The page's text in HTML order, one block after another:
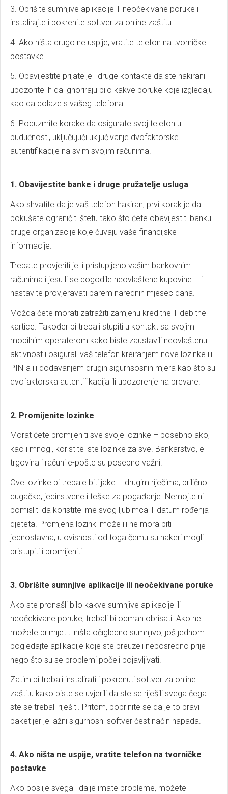
3. Obrišite sumnjive aplikacije ili neočekivane poruke i
instalirajte i pokrenite softver za online zaštitu.
4. Ako ništa drugo ne uspije, vratite telefon na tvorničke
postavke.
5. Obavijestite prijatelje i druge kontakte da ste hakirani i
upozorite ih da ignoriraju bilo kakve poruke koje izgledaju
kao da dolaze s vašeg telefona.
6. Poduzmite korake da osigurate svoj telefon u
budućnosti, uključujući uključivanje dvofaktorske
autentifikacije na svim svojim računima.
1. Obavijestite banke i druge pružatelje usluga
Ako shvatite da je vaš telefon hakiran, prvi korak je da
pokušate ograničiti štetu tako što ćete obavijestiti banku i
druge organizacije koje čuvaju vaše financijske
informacije.
Trebate provjeriti je li pristupljeno vašim bankovnim
računima i jesu li se dogodile neovlaštene kupovine – i
nastavite provjeravati barem narednih mjesec dana.
Možda ćete morati zatražiti zamjenu kreditne ili debitne
kartice. Također bi trebali stupiti u kontakt sa svojim
mobilnim operaterom kako biste zaustavili neovlaštenu
aktivnost i osigurali vaš telefon kreiranjem nove lozinke ili
PIN-a ili dodavanjem drugih sigurnsosnih mjera kao što su
dvofaktorska autentifikacija ili upozorenje na prevare.
2. Promijenite lozinke
Morat ćete promijeniti sve svoje lozinke – posebno ako,
kao i mnogi, koristite iste lozinke za sve. Bankarstvo, e-
trgovina i računi e-pošte su posebno važni.
Ove lozinke bi trebale biti jake – drugim riječima, prilično
dugačke, jedinstvene i teške za pogađanje. Nemojte ni
pomisliti da koristite ime svog ljubimca ili datum rođenja
djeteta. Promjena lozinki može ili ne mora biti
jednostavna, u ovisnosti od toga čemu su hakeri mogli
pristupiti i promijeniti.
3. Obrišite sumnjive aplikacije ili neočekivane poruke
Ako ste pronašli bilo kakve sumnjive aplikacije ili
neočekivane poruke, trebali bi odmah obrisati. Ako ne
možete primijetiti ništa očigledno sumnjivo, još jednom
pogledajte aplikacije koje ste preuzeli neposredno prije
nego što su se problemi počeli pojavljivati.
Zatim bi trebali instalirati i pokrenuti softver za online
zaštitu kako biste se uvjerili da ste se riješili svega čega
ste se trebali riješiti. Pritom, pobrinite se da je to pravi
paket jer je lažni sigurnosni softver čest način napada.
4. Ako ništa ne uspije, vratite telefon na tvorničke
postavke
Ako poslije svega i dalje imate probleme, možete